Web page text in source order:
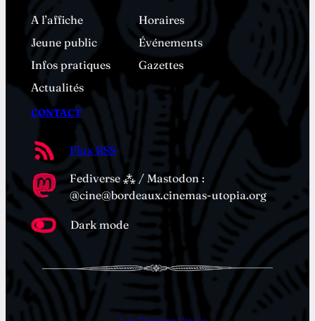
A l’affiche
Horaires
Jeune public
Événements
Infos pratiques
Gazettes
Actualités
CONTACT
Flux RSS
Fediverse ⁂ / Mastodon :
@cine@bordeaux.cinemas-utopia.org
Dark mode